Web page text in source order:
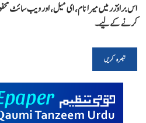
اس براؤزر میں میرا نام، ای میل، اور ویب سائٹ
کرنے کےلیے۔